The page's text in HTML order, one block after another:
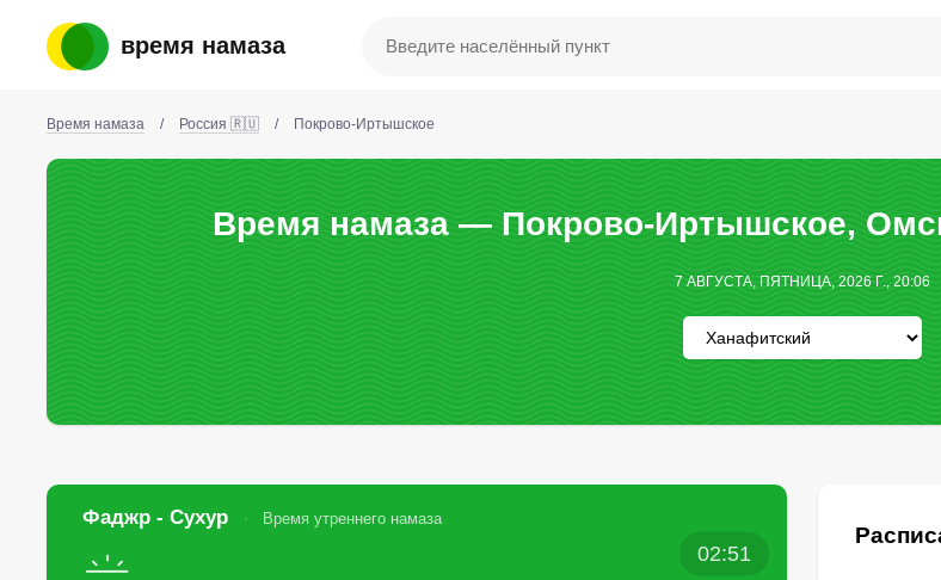
время намаза
Время намаза / Россия 🇷🇺 / Покрово-Иртышское
Время намаза — Покрово-Иртышское,
7 АВГУСТА, ПЯТНИЦА, 2026 Г., 20:06
Фаджр - Сухур Время утреннего намаза
02:51